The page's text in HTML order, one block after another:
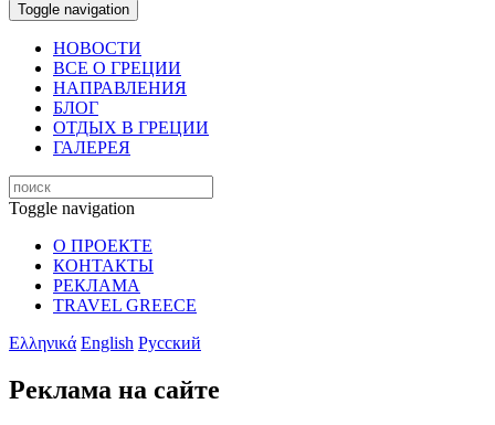
Toggle navigation
НОВОСТИ
ВСЕ О ГРЕЦИИ
НАПРАВЛЕНИЯ
БЛОГ
ОТДЫХ В ГРЕЦИИ
ГАЛЕРЕЯ
Toggle navigation
О ПРОЕКТЕ
КОНТАКТЫ
РЕКЛАМА
TRAVEL GREECE
Ελληνικά English Русский
Реклама на сайте